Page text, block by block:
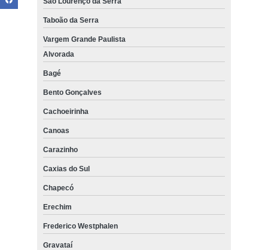
Taboão da Serra
Vargem Grande Paulista
Alvorada
Bagé
Bento Gonçalves
Cachoeirinha
Canoas
Carazinho
Caxias do Sul
Chapecó
Erechim
Frederico Westphalen
Gravataí